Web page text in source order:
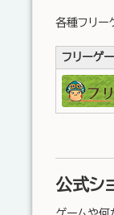
各種フリー
フリーゲ
公式シ